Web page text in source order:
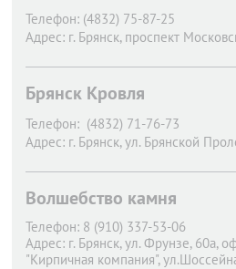
Телефон: (4832) 75-87-25
Адрес: г. Брянск, проспект
Брянск Кровля
Телефон: (4832) 71-76-73
Адрес: г. Брянск, ул. Брянской
Волшебство камня
Телефон: 8 (910) 337-53-06
Адрес: г. Брянск, ул. Фрунзе, 60а,
"Кирпичная компания",